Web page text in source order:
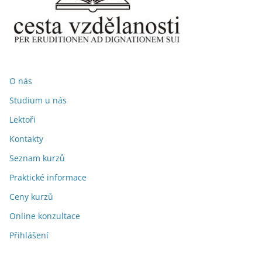
O nás
Studium u nás
Lektoři
Kontakty
Seznam kurzů
Praktické informace
Ceny kurzů
Online konzultace
Přihlášení